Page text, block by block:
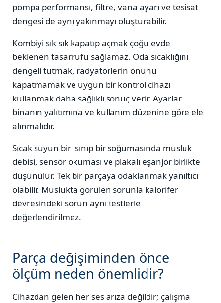
pompa performansı, filtre, vana ayarı ve tesisat
dengesi de aynı yakınmayı oluşturabilir.
Kombiyi sık sık kapatıp açmak çoğu evde
beklenen tasarrufu sağlamaz. Oda sıcaklığını
dengeli tutmak, radyatörlerin önünü
kapatmamak ve uygun bir kontrol cihazı
kullanmak daha sağlıklı sonuç verir. Ayarlar
binanın yalıtımına ve kullanım düzenine göre ele
alınmalıdır.
Sıcak suyun bir ısınıp bir soğumasında musluk
debisi, sensör okuması ve plakalı eşanjör birlikte
düşünülür. Tek bir parçaya odaklanmak yanıltıcı
olabilir. Muslukta görülen sorunla kalorifer
devresindeki sorun aynı testlerle
değerlendirilmez.
Parça değişiminden önce
ölçüm neden önemlidir?
Cihazdan gelen her ses arıza değildir; çalışma